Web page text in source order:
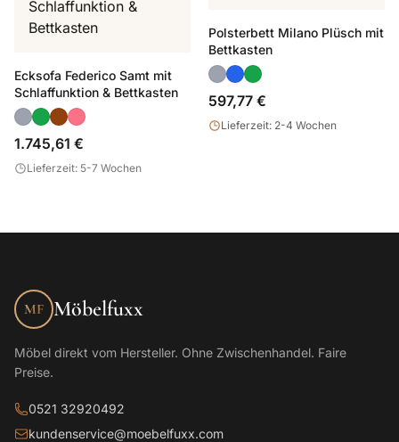
Ecksofa Federico Samt mit
Schlaffunktion & Bettkasten
1.745,61 €
Lieferzeit: 5-7 Wochen
Polsterbett Milano Plüsch mit
Bettkasten
597,77 €
Lieferzeit: 2-4 Wochen
MF Möbelfuxx
Möbel direkt vom Hersteller. Ohne Zwischenhandel. Faire
Preise.
0521 32920492
kundenservice@moebelfuxx.com